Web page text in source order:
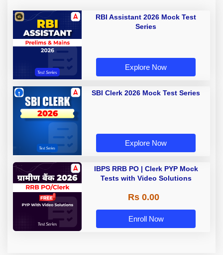
RBI Assistant 2026 Mock Test
Series
Explore Now
SBI Clerk 2026 Mock Test Series
Explore Now
IBPS RRB PO | Clerk PYP Mock
Tests with Video Solutions
Rs 0.00
Enroll Now